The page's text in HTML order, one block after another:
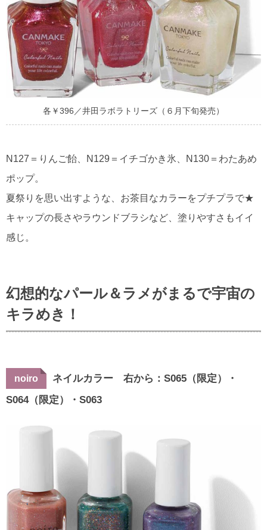
各￥396／井田ラボラトリーズ（６月下旬発売）
N127＝りんご飴、N129＝イチゴかき氷、N130＝わたあめ
ポップ。
夏祭りを思い出すような、お茶目なカラーをプチプラで★
キャップの長さやラウンドブラシなど、塗りやすさもイイ
感じ。
幻想的なパール＆ラメがまるで宇宙の
キラめき！
noiro
ネイルカラー 右から：S065（限定）・
S064（限定）・S063